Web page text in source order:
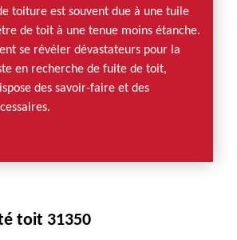
toiture est souvent due à une tuile
de toit à une tenue moins étanche.
se révéler dévastateurs pour la
en recherche de fuite de toit,
des savoir-faire et des
toit 31350